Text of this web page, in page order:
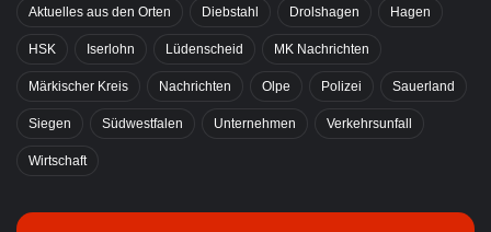
Aktuelles aus den Orten Diebstahl Drolshagen Hagen
HSK Iserlohn Lüdenscheid MK Nachrichten
Märkischer Kreis Nachrichten Olpe Polizei Sauerland
Siegen Südwestfalen Unternehmen Verkehrsunfall
Wirtschaft